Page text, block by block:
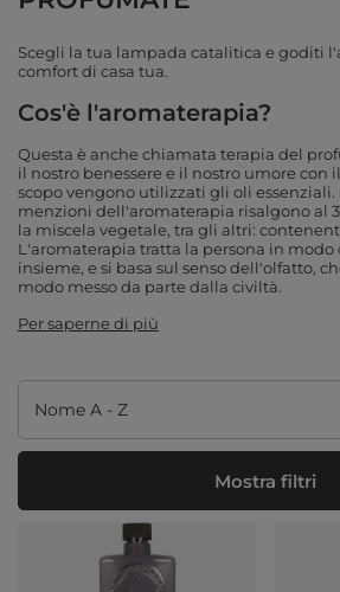
Scegli la tua lampada catalitica e goditi
comfort di casa tua.
Cos'è l'aromaterapia?
Questa è anche chiamata terapia del
il nostro benessere e il nostro umore con
scopo vengono utilizzati gli oli
menzioni dell'aromaterapia risalgono al
la miscela vegetale, tra gli altri:
L'aromaterapia tratta la persona in modo
insieme, e si basa sul senso dell'olfatto,
modo messo da parte dalla civiltà.
Per saperne di più
Modifica ordinamento
Nome A - Z
Mostra filtri